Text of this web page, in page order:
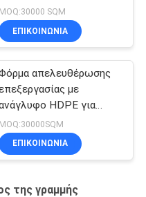
αντοχής
MOQ:30000 SQM
ΕΠΙΚΟΙΝΩΝΊΑ
απελευθέρωσης
με
HDPE για
ταινίες Μελάνες
βιτουμίου
MOQ:30000SQM
ΕΠΙΚΟΙΝΩΝΊΑ
της γραμμής